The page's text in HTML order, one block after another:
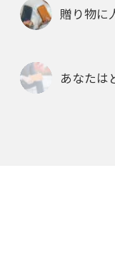
贈り物に
あなたは